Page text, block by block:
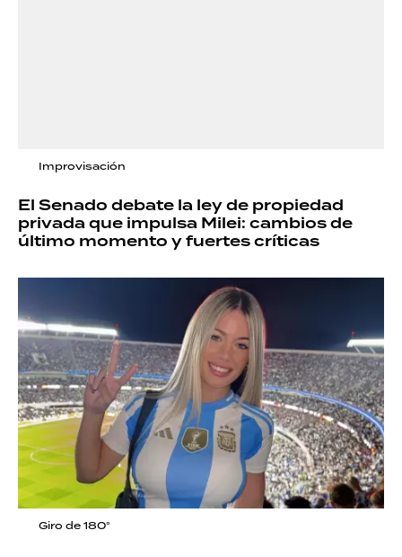
Improvisación
El Senado debate la ley de propiedad
privada que impulsa Milei: cambios de
último momento y fuertes críticas
Giro de 180°